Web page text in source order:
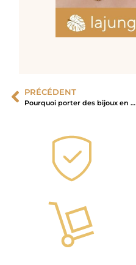
PRÉCÉDENT
Pourquoi porter des bijoux en pierre naturelle ?